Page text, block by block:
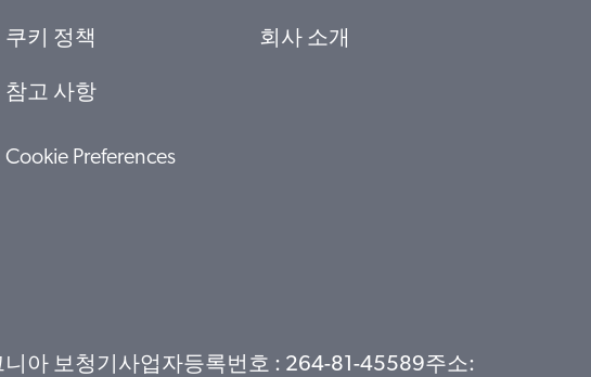
쿠키 정책
참고 사항
Cookie Preferences
회사 소개
아 보청기사업자등록번호 : 264-81-45589주소: